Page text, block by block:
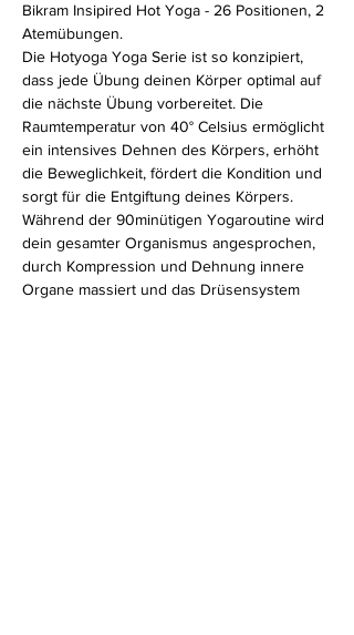
Bikram Insipired Hot Yoga - 26 Positionen, 2
Atemübungen.
Die Hotyoga Yoga Serie ist so konzipiert,
dass jede Übung deinen Körper optimal auf
die nächste Übung vorbereitet. Die
Raumtemperatur von 40° Celsius ermöglicht
ein intensives Dehnen des Körpers, erhöht
die Beweglichkeit, fördert die Kondition und
sorgt für die Entgiftung deines Körpers.
Während der 90minütigen Yogaroutine wird
dein gesamter Organismus angesprochen,
durch Kompression und Dehnung innere
Organe massiert und das Drüsensystem